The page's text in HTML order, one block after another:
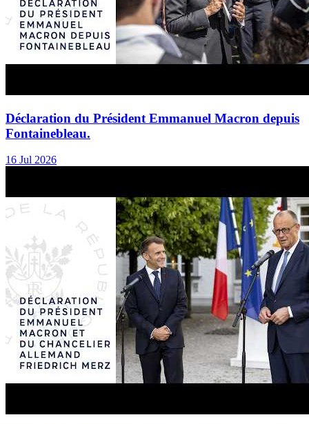
Déclaration du Président Emmanuel Macron depuis
Fontainebleau.
16 Jul 2026